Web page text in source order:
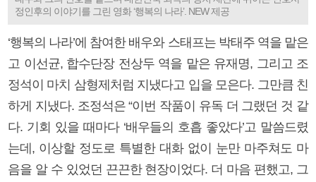
정인후의 이야기를 그린 영화 ‘행복의 나라’. NEW 제공
‘행복의 나라’에 참여한 배우와 스태프는 박태주 역을 맡은
고 이선균, 합수단장 전상두 역을 맡은 유재명, 그리고 조
정석이 마치 삼형제처럼 지냈다고 입을 모은다. 그만큼 친
하게 지냈다. 조정석은 “이번 작품이 유독 더 그랬던 것 같
다. 기회 있을 때마다 ‘배우들의 호흡 좋았다’고 말씀드렸
는데, 이상할 정도로 특별한 대화 없이 눈만 마주쳐도 마
음을 알 수 있었던 끈끈한 현장이었다. 더 마음 편했고, 그